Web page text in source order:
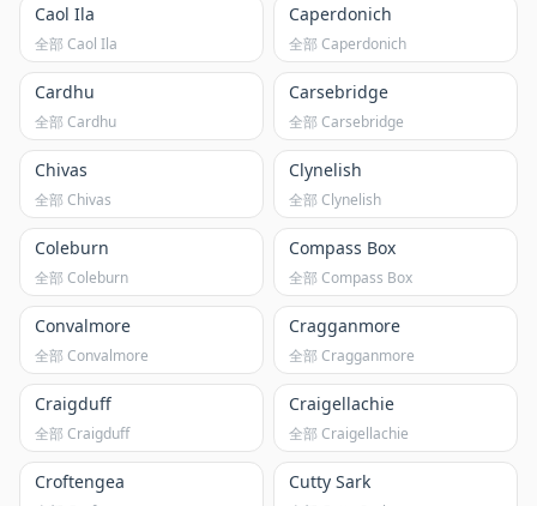
Caol Ila
全部 Caol Ila
Caperdonich
全部 Caperdonich
Cardhu
全部 Cardhu
Carsebridge
全部 Carsebridge
Chivas
全部 Chivas
Clynelish
全部 Clynelish
Coleburn
全部 Coleburn
Compass Box
全部 Compass Box
Convalmore
全部 Convalmore
Cragganmore
全部 Cragganmore
Craigduff
全部 Craigduff
Craigellachie
全部 Craigellachie
Croftengea Cutty Sark